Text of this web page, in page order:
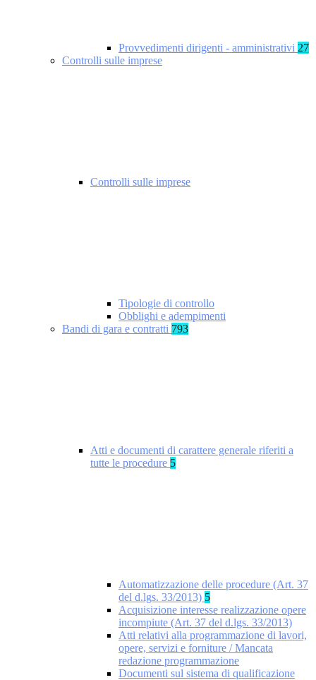
Provvedimenti dirigenti - amministrativi 27
Controlli sulle imprese
Controlli sulle imprese
Tipologie di controllo
Obblighi e adempimenti
Bandi di gara e contratti 793
Atti e documenti di carattere generale riferiti a
tutte le procedure 5
Automatizzazione delle procedure (Art. 37
del d.lgs. 33/2013) 5
Acquisizione interesse realizzazione opere
incompiute (Art. 37 del d.lgs. 33/2013)
Atti relativi alla programmazione di lavori,
opere, servizi e forniture / Mancata
redazione programmazione
Documenti sul sistema di qualificazione